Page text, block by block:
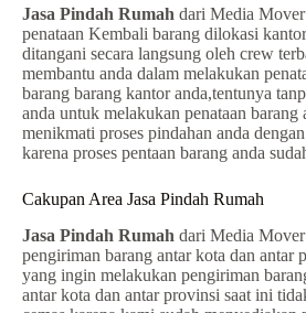
Jasa Pindah Rumah dari Media
penataan Kembali barang dilokasi
ditangani secara langsung oleh crew
membantu anda dalam melakukan
barang barang kantor anda,tentunya
anda untuk melakukan penataan barang
menikmati proses pindahan anda
karena proses pentaan barang anda
Cakupan Area Jasa Pindah Rumah
Jasa Pindah Rumah dari Media
pengiriman barang antar kota dan antar
yang ingin melakukan pengiriman
antar kota dan antar provinsi saat ini